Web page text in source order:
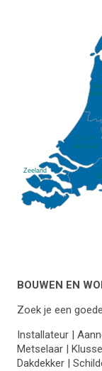
South
Holland
Zeeland
BOUWEN EN
Zoek je een
Installateur |
Metselaar |
Dakdekker |